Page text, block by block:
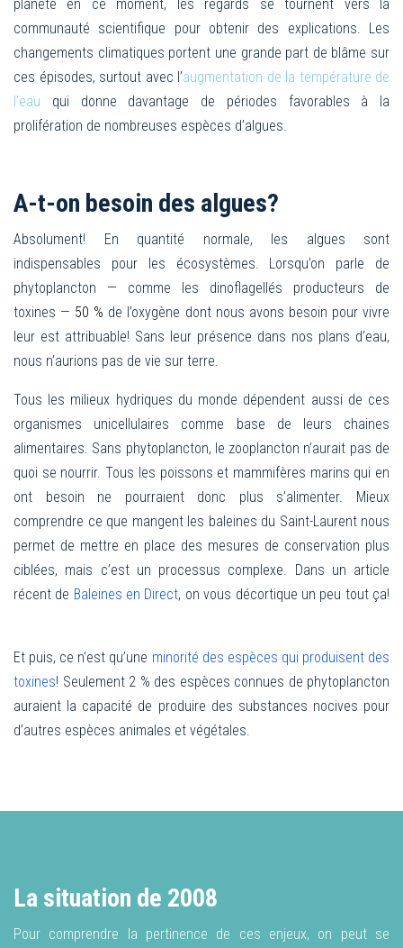
planète en ce moment, les regards se tournent vers la
communauté scientifique pour obtenir des explications. Les
changements climatiques portent une grande part de blâme sur
ces épisodes, surtout avec l’augmentation de la température de
l’eau qui donne davantage de périodes favorables à la
prolifération de nombreuses espèces d’algues.
A-t-on besoin des algues?
Absolument! En quantité normale, les algues sont
indispensables pour les écosystèmes. Lorsqu’on parle de
phytoplancton — comme les dinoflagellés producteurs de
toxines — 50 % de l’oxygène dont nous avons besoin pour vivre
leur est attribuable! Sans leur présence dans nos plans d’eau,
nous n’aurions pas de vie sur terre.
Tous les milieux hydriques du monde dépendent aussi de ces
organismes unicellulaires comme base de leurs chaines
alimentaires. Sans phytoplancton, le zooplancton n’aurait pas de
quoi se nourrir. Tous les poissons et mammifères marins qui en
ont besoin ne pourraient donc plus s’alimenter. Mieux
comprendre ce que mangent les baleines du Saint-Laurent nous
permet de mettre en place des mesures de conservation plus
ciblées, mais c’est un processus complexe. Dans un article
récent de Baleines en Direct, on vous décortique un peu tout ça!
Et puis, ce n’est qu’une minorité des espèces qui produisent des
toxines! Seulement 2 % des espèces connues de phytoplancton
auraient la capacité de produire des substances nocives pour
d’autres espèces animales et végétales.
La situation de 2008
Pour comprendre la pertinence de ces enjeux, on peut se